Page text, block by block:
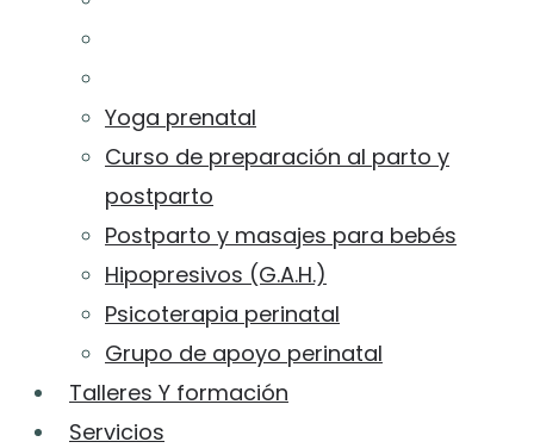
Yoga prenatal
Curso de preparación al parto y
postparto
Postparto y masajes para bebés
Hipopresivos (G.A.H.)
Psicoterapia perinatal
Grupo de apoyo perinatal
Talleres Y formación
Servicios